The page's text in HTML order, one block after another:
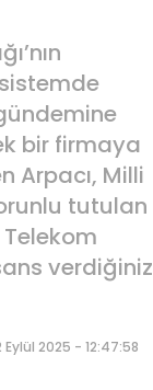
bir firmaya
Arpacı, Milli
tutulan
verdiğiniz
2025 - 12:47:58